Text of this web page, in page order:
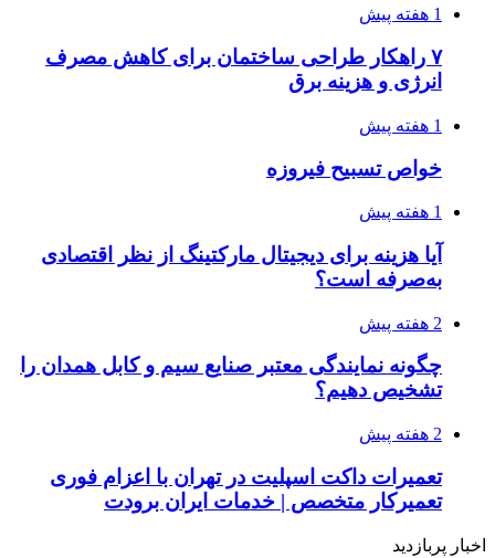
1 هفته پیش
۷ راهکار طراحی ساختمان برای کاهش مصرف
انرژی و هزینه برق
1 هفته پیش
خواص تسبیح فیروزه
1 هفته پیش
آیا هزینه برای دیجیتال مارکتینگ از نظر اقتصادی
به‌صرفه است؟
2 هفته پیش
چگونه نمایندگی معتبر صنایع سیم و کابل همدان را
تشخیص دهیم؟
2 هفته پیش
تعمیرات داکت اسپلیت در تهران با اعزام فوری
تعمیرکار متخصص | خدمات ایران برودت
اخبار پربازدید